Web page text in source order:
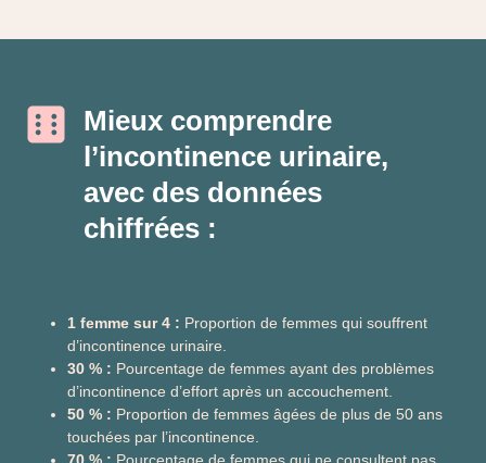
Mieux comprendre
l’incontinence urinaire,
avec des données
chiffrées :
1 femme sur 4 : Proportion de femmes qui souffrent
d’incontinence urinaire.
30 % : Pourcentage de femmes ayant des problèmes
d’incontinence d’effort après un accouchement.
50 % : Proportion de femmes âgées de plus de 50 ans
touchées par l’incontinence.
70 % : Pourcentage de femmes qui ne consultent pas